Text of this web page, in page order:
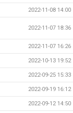
2022-11-08 14:00
2022-11-07 18:36
2022-11-07 16:26
2022-10-13 19:52
2022-09-25 15:33
2022-09-19 16:12
2022-09-12 14:50